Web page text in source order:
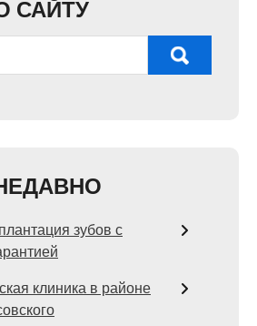
САЙТУ
зубов с
клиника в районе